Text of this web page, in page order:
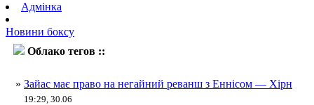
Адмінка
Новини боксу
Облако тегов ::
» Зайас має право на негайний реванш з Еннісом — Хірн
19:29, 30.06